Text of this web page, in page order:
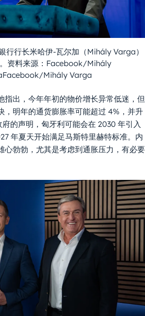
行行长米哈伊-瓦尔加（Mihály Varga）
资料来源：Facebook/Mihály
Mihály Varga
指出，今年年初的物价增长异常低迷，但
，明年的通货膨胀率可能超过 4%，并升
的声明，匈牙利可能会在 2030 年引入
年夏天开始满足马斯特里赫特标准。内
心勃勃，尤其是考虑到通胀压力，有必要